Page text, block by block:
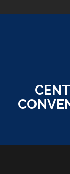
to